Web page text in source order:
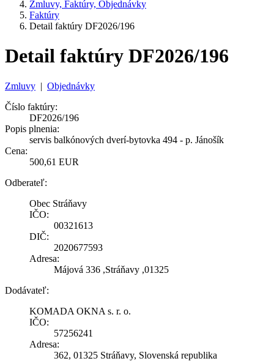
Zmluvy, Faktúry, Objednávky
Faktúry
Detail faktúry DF2026/196
Detail faktúry DF2026/196
Zmluvy | Objednávky
Číslo faktúry:
DF2026/196
Popis plnenia:
servis balkónových dverí-bytovka 494 - p. Jánošík
Cena:
500,61 EUR
Odberateľ:
Obec Stráňavy
IČO:
00321613
DIČ:
2020677593
Adresa:
Májová 336 ,Stráňavy ,01325
Dodávateľ:
KOMADA OKNA s. r. o.
IČO:
57256241
Adresa:
362, 01325 Stráňavy, Slovenská republika